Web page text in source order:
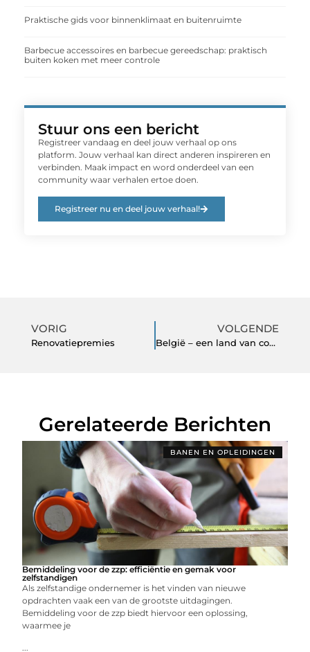
Praktische gids voor binnenklimaat en buitenruimte
Barbecue accessoires en barbecue gereedschap: praktisch
buiten koken met meer controle
Stuur ons een bericht
Registreer vandaag en deel jouw verhaal op ons
platform. Jouw verhaal kan direct anderen inspireren en
verbinden. Maak impact en word onderdeel van een
community waar verhalen ertoe doen.
Registreer nu en deel jouw verhaal!
VORIG
Renovatiepremies
VOLGENDE
België – een land van contrasten
Gerelateerde Berichten
BANEN EN OPLEIDINGEN
Bemiddeling voor de zzp: efficiëntie en gemak voor
zelfstandigen
Als zelfstandige ondernemer is het vinden van nieuwe
opdrachten vaak een van de grootste uitdagingen.
Bemiddeling voor de zzp biedt hiervoor een oplossing,
waarmee je
...